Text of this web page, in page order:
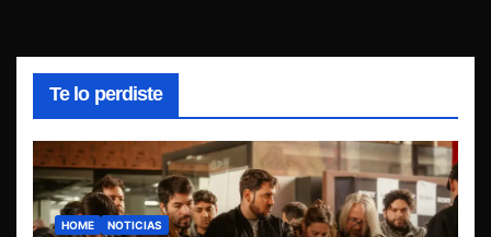
Te lo perdiste
HOME NOTICIAS